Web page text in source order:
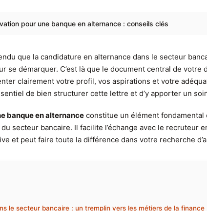
pour une banque en alternance : conseils clés
que la candidature en alternance dans le secteur
se démarquer. C’est là que le document central de
clairement votre profil, vos aspirations et votre
de bien structurer cette lettre et d’y apporter un
banque en alternance constitue un élément
secteur bancaire. Il facilite l’échange avec le
et peut faire toute la différence dans votre recherche
le secteur bancaire : un tremplin vers les métiers de la finance